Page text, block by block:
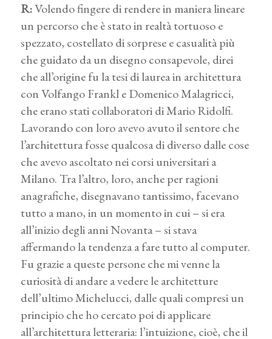
R:Volendo fingere di rendere in maniera lineare
un percorso che è stato in realtà tortuoso e
spezzato, costellato di sorprese e casualità più
che guidato da un disegno consapevole, direi
che all’origine fu la tesi di laurea in architettura
con Volfango Frankl e Domenico Malagricci,
che erano stati collaboratori di Mario Ridolfi.
Lavorando con loro avevo avuto il sentore che
l’architettura fosse qualcosa di diverso dalle cose
che avevo ascoltato nei corsi universitari a
Milano. Tra l’altro, loro, anche per ragioni
anagrafiche, disegnavano tantissimo, facevano
tutto a mano, in un momento in cui – si era
all’inizio degli anni Novanta – si stava
affermando la tendenza a fare tutto al computer.
Fu grazie a queste persone che mi venne la
curiosità di andare a vedere le architetture
dell’ultimo Michelucci, dalle quali compresi un
principio che ho cercato poi di applicare
all’architettura letteraria: l’intuizione, cioè, che il